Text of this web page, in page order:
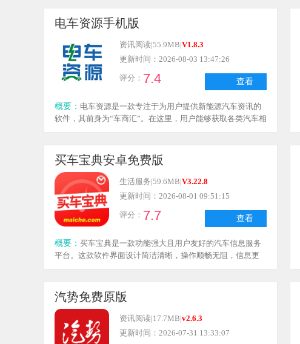
电车资源手机版
查看
资讯阅读|55.9MB|V1.8.3
更新时间：2026-08-03 13:47:26
评分： 7.4
概要： 电车资源是一款专注于为用户提供新能源汽车资讯的
软件，其前身为“车商汇”。在这里，用户能够获取各类汽车相
过该软件搜索相关信息，只需输入目标车辆名称，就能迅速
获取新车介绍、购车指南、用车技巧、相关视频等内容，同
时还有真实的评论区，用户可以查看网友对车辆的评价，让
购车过程更加顺畅，不再纠结。
买车宝典安卓免费版
查看
生活服务|59.6MB|V3.22.8
更新时间：2026-08-01 09:51:15
评分： 7.7
概要： 买车宝典是一款功能强大且用户友好的汽车信息服务
平台。这款软件界面设计简洁清晰，操作顺畅无阻，信息更
友社区，用户在购车前就能查看现有车主分享的更多建议与
经验，从而更好地挑选出适合自己的汽车。
汽势免费原版
资讯阅读|17.7MB|v2.6.3
更新时间：2026-07-31 13:33:07